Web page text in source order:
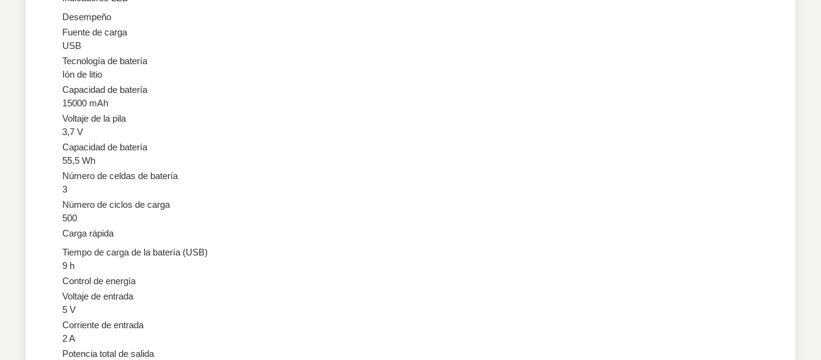
Desempeño
Fuente de carga
USB
Tecnología de batería
Ión de litio
Capacidad de batería
15000 mAh
Voltaje de la pila
3,7 V
Capacidad de batería
55,5 Wh
Número de celdas de batería
3
Número de ciclos de carga
500
Carga rápida
Tiempo de carga de la batería (USB)
9 h
Control de energía
Voltaje de entrada
5 V
Corriente de entrada
2 A
Potencia total de salida